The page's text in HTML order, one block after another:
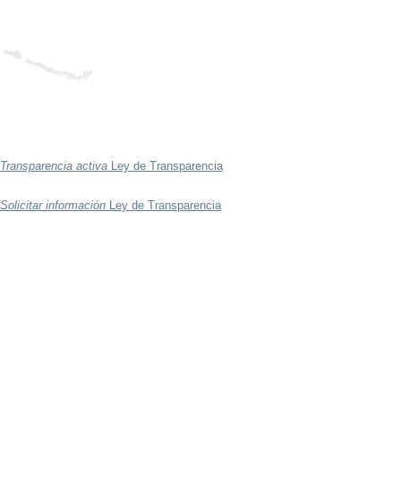
Transparencia activa Ley de Transparencia
Solicitar información Ley de Transparencia